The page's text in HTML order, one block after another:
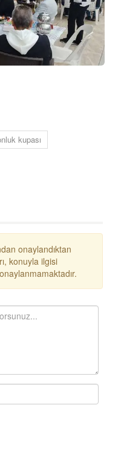
kupası
onaylandıktan
konuyla ilgisi